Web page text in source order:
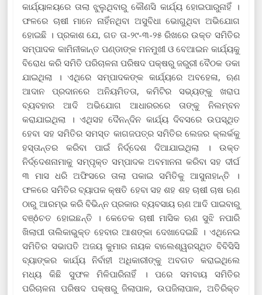
କାର୍ଯ୍ୟାଳୟରେ ତାଲା ଝୁଲୁଥିବାରୁ କୌଣସି କାର୍ଯ୍ୟ ହୋଇପାରୁନାହିଁ ।
ଫଳରେ ଚାଷୀ ମାନେ ନାହିଁନଥିବା ଅସୁବିଧା ଭୋଗୁଥିବା ଅଭିଯୋଗ
ହୋଇଛି । ପ୍ରକାଶ ଯେ, ଗତ ତା-୨୯-୩-୨୫ ରିଖରେ ଉକ୍ତ ସମିତିର
ସମ୍ପାଦକ କାମିନୀକାନ୍ତ ପଣ୍ଡାଙ୍କ ମନମୁଖୀ ଓ ବେଆଇନ କାର୍ଯ୍ୟକୁ
ବିରୋଧ କରି ସମିତି ପରିଚାଳନା ପରିଷଦ ପକ୍ଷରୁ ଜରୁରୀ ବୈଠକ ଡକା
ଯାଇଥିଲା । ଏଥିରେ ସମ୍ପାଦକଙ୍କ କାର୍ଯ୍ୟରେ ଅବହେଳା, ଋଣ
ଆଦାନ ପ୍ରଦାନରେ ଅନିୟମିତତା, କମିଟିର ସଭ୍ୟଙ୍କୁ ଖରାପ
ବ୍ୟବହାର ଆଦି ଅଭିଯୋଗ ଆଧାରରରେ ତାଙ୍କୁ ନିଲମ୍ବନ
କରାଯାଇଥିଲା । ଏଥିସହ ଦୈନନ୍ଦିନ କାର୍ଯ୍ୟ ଦିବସରେ ଉପସ୍ଥିତ
ହେବା ସହ ସମିତିର ସମସ୍ତ କାଗଜପତ୍ର ସମିତିର ଲେଜର କ୍ଲର୍କକୁ
ହସ୍ତାନ୍ତର କରିବା ପାଇଁ ନିର୍ଦ୍ଦେଶ ଦିଆଯାଇଥିଲା । ଉକ୍ତ
ନିର୍ଦ୍ଦେଶନାମାକୁ ସମ୍ପୃକ୍ତ ସମ୍ପାଦକ ଅବମାନନା କରିବା ସହ ଦୀର୍ଘ
୩ ମାସ ଧରି ଅଫିସରେ ତାଲା ପକାଇ ସମିତିକୁ ଆସୁନାହାନ୍ତି ।
ଫଳରେ ସମିତିର ବ୍ୟାପକ କ୍ଷତି ହେବା ସହ ଶହ ଶହ ଚାଷୀ ଚାଷ ଋଣ
ଠାରୁ ଆରମ୍ଭ କରି ବିଭିନ୍ନ ପ୍ରକାର ବ୍ୟବସାୟ ଋଣ ଆଦି ପାଇବାରୁ
ବଞ୍ôଚତ ହୋଇଛନ୍ତି । କେତେକ ଚାଷୀ ମାସିକ ଋଣ ସୁଝି ନପାରି
ଖିଲାପୀ ତାଲିକାଭୁକ୍ତ ହେବାର ଆଶଙ୍କା ଦେଖାଦେଇଛି । ଏଥିନେଇ
ସମିତିର ସଭାପତି ଅଜୟ କୁମାର ନାୟକ ବାଲେଶ୍ୱରସ୍ଥିତ ବିବିସିସି
ବ୍ୟାଙ୍କର କାର୍ଯ୍ୟ ନିର୍ବାହୀ ଅଧିକାରୀଙ୍କୁ ଅବଗତ କରାଇଥିଲେ
ମଧ୍ୟ କିଛି ସୁଫଳ ମିଳିପାରିନାହିଁ । ପରେ ସମବାୟ ସମିତିର
ପରିଚାଳନା ପରିଷଦ ପକ୍ଷରୁ ଜିଲାପାଳ, ଉପଜିଲାପାଳ, ଅତିରିକ୍ତ